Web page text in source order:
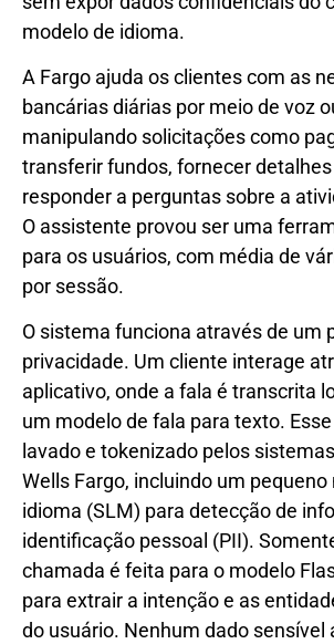
modelo de idioma.
A Fargo ajuda os clientes com as
bancárias diárias por meio de voz
manipulando solicitações como
transferir fundos, fornecer
responder a perguntas sobre a
O assistente provou ser uma
para os usuários, com média de
por sessão.
O sistema funciona através de um
privacidade. Um cliente interage
aplicativo, onde a fala é transcrita
um modelo de fala para texto.
lavado e tokenizado pelos
Wells Fargo, incluindo um pequeno
idioma (SLM) para detecção de
identificação pessoal (PII).
chamada é feita para o modelo
para extrair a intenção e as
do usuário. Nenhum dado sensível